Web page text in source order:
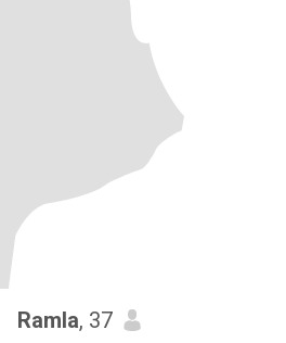
Ramla, 37